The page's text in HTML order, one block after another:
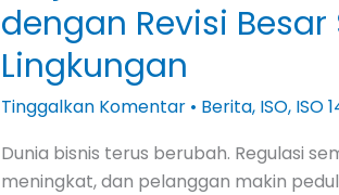
dengan Revisi
Lingkungan
Tinggalkan Komentar • Berita, ISO, ISO
Dunia bisnis terus berubah. Regulasi
meningkat, dan pelanggan makin